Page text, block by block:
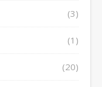
(3)
(1)
(20)